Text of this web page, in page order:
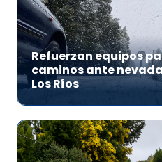
Refuerzan equipos
caminos ante
Los Ríos